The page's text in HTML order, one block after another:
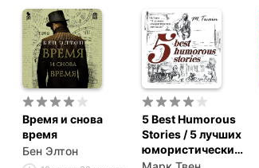
детским медсестрам, нуждающимся
образовательные программы.
жизненно важную работу.
Больше информации: roalddahl.com.
*Благотворительный фонд Роальда
Время и снова
время
Бен Элтон
5 Best Humorous
Stories / 5 лучших
юмористических
историй